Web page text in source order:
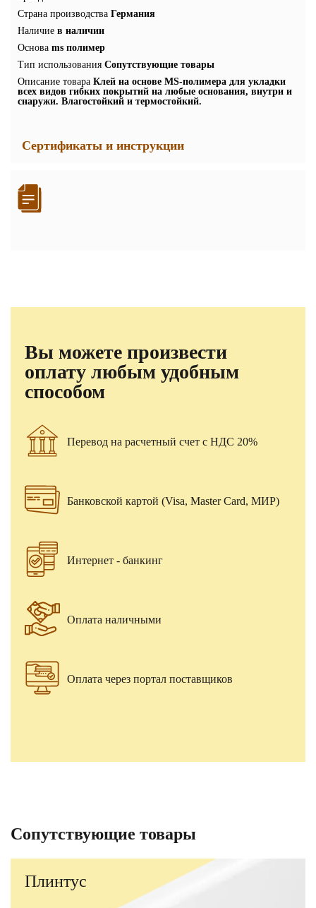
Страна производства Германия
Наличие в наличии
Основа ms полимер
Тип использования Сопутствующие товары
Описание товара Клей на основе MS-полимера для укладки
всех видов гибких покрытий на любые основания, внутри и
снаружи. Влагостойкий и термостойкий.
Сертификаты и инструкции
Вы можете произвести
оплату любым удобным
способом
Перевод на расчетный счет с НДС 20%
Банковской картой (Visa, Master Card, МИР)
Интернет - банкинг
Оплата наличными
Оплата через портал поставщиков
Сопутствующие товары
Плинтус